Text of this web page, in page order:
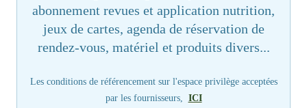
abonnement revues et application nutrition,
jeux de cartes, agenda de réservation de
rendez-vous, matériel et produits divers...
Les conditions de référencement sur l'espace privilège acceptées
par les fournisseurs, ICI